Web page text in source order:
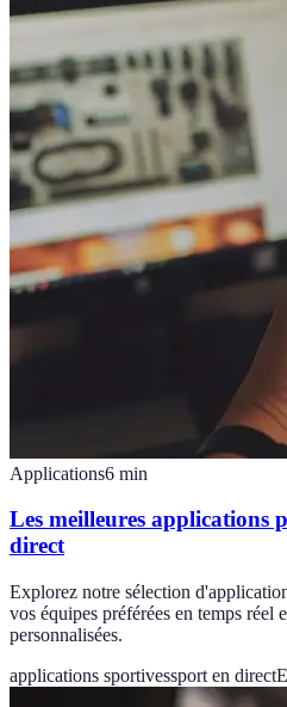
Applications6 min
Les meilleures applications
direct
Explorez notre sélection
vos équipes préférées en temps réel
personnalisées.
applications sportivessport en direct